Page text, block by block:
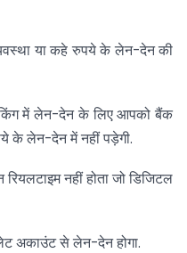
या कहे रुपये के लेन-देन की
में लेन-देन के लिए आपको बैंक
के लेन-देन में नहीं पड़ेगी.
नहीं होता जो डिजिटल
अकाउंट से लेन-देन होगा.